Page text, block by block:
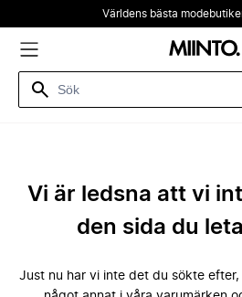
Världens bästa
Vi är ledsna att vi
den sida du
Just nu har vi inte det du sökte